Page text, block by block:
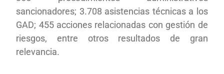
sancionadores; 3.708 asistencias técnicas a los
GAD; 455 acciones relacionadas con gestión de
riesgos, entre otros resultados de gran
relevancia.